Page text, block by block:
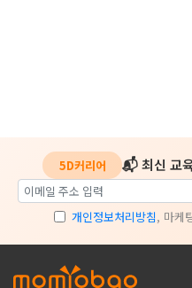
5D커리어 📬 최신 교
개인정보처리방침, 마케